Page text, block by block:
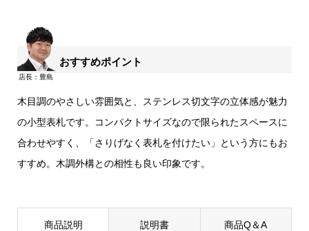
おすすめポイント
木目調のやさしい雰囲気と、ステンレス切文字の立体感が魅力
の小型表札です。コンパクトサイズなので限られたスペースに
合わせやすく、「さりげなく表札を付けたい」という方にもお
すすめ。木調外構との相性も良い印象です。
商品説明 説明書 商品Q＆A